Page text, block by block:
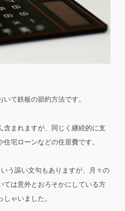
て鉄板の節約方法です。
含まれますが、同じく継続的に支
宅ローンなどの住居費です。
う謳い文句もありますが、月々の
ては意外とおろそかにしている方
ゃいました。